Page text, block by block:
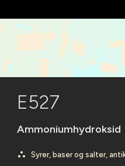
E527
Ammoniumhydroksid
Syrer, baser og salter,